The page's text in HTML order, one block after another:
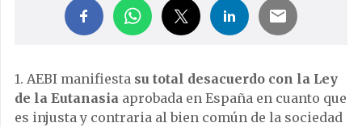
1. AEBI manifiesta su total desacuerdo con la Ley
de la Eutanasia aprobada en España en cuanto que
es injusta y contraria al bien común de la sociedad